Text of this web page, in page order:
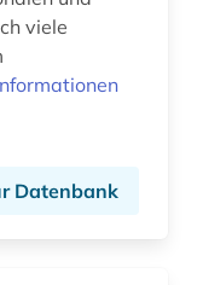
viele
Datenbank